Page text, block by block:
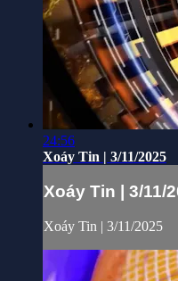
24:56
Xoáy Tin | 3/11/2025
Xoáy Tin | 3/11/
Xoáy Tin | 3/11/2025